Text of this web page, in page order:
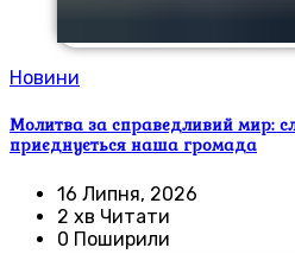
Новини
Молитва за справедливий мир:
приєднується наша громада
16 Липня, 2026
2 хв Читати
0 Поширили